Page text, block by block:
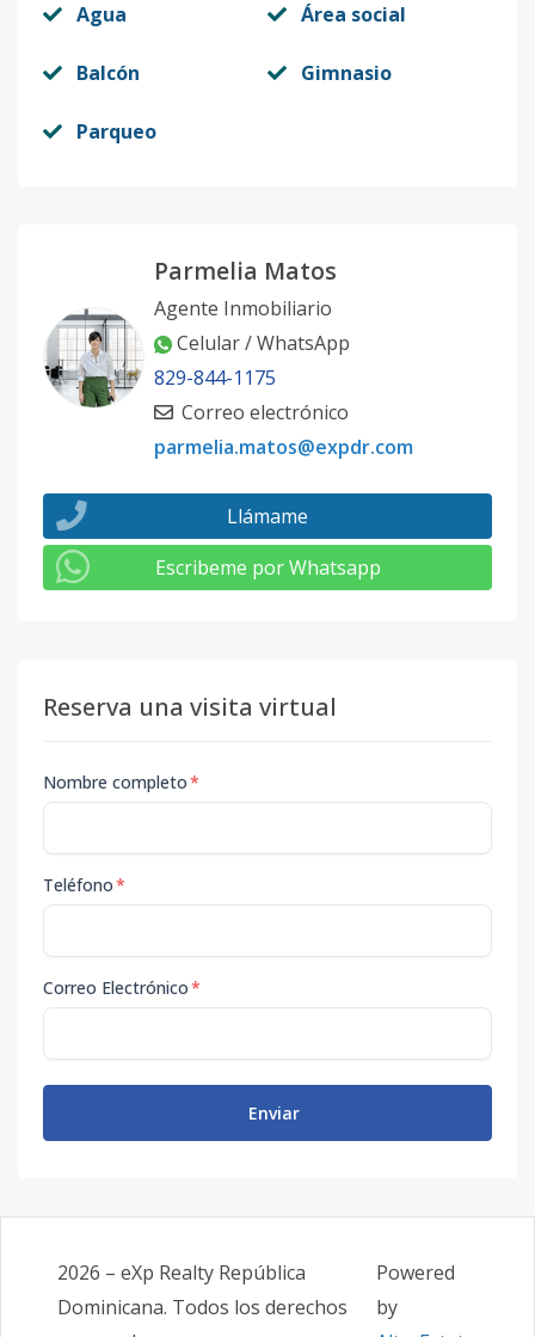
Agua Área social
Balcón Gimnasio
Parqueo
Parmelia Matos
Agente Inmobiliario
Celular / WhatsApp
829-844-1175
Correo electrónico
parmelia.matos@expdr.com
Llámame
Escribeme por Whatsapp
Reserva una visita virtual
Nombre completo*
Teléfono*
Correo Electrónico*
Enviar
2026 – eXp Realty República
Dominicana. Todos los derechos
Powered
by